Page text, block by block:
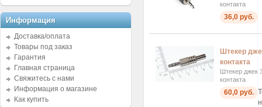
контакта
36,0 руб.
Штекер
контакта
Штекер джек
контакта
60,0 руб.
Информация
Доставка/оплата
Товары под заказ
Гарантия
Главная страница
Свяжитесь с нами
Информация о магазине
Как купить